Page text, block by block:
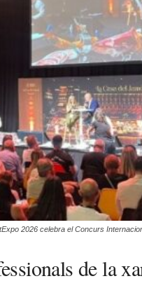
2026 celebra el Concurs
de la